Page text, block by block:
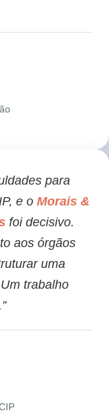
para
e o Morais &
foi decisivo.
aos órgãos
uma
trabalho